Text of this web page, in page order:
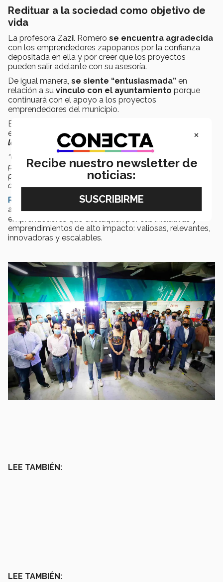
Redituar a la sociedad como objetivo de
vida
La profesora Zazil Romero se encuentra agradecida
con los emprendedores zapopanos por la confianza
depositada en ella y por creer que los proyectos
pueden salir adelante con su asesoría.
De igual manera, se siente “entusiasmada” en
relación a su vínculo con el ayuntamiento porque
continuará con el apoyo a los proyectos
emprendedores del municipio.
Ella afirma que ser consultora, en este caso, de
emprendimientos sociales “es una manera de servir a
la comunidad en la que trabaja”
“Uno de mis propósitos de vida es el servicio a otros y
precisamente apoyar proyectos es una manera en la que
puedo redituar hacia las personas de mi comunidad las
oportunidades que he recibido”, finalizó.
Reto Zapopan
es una iniciativa en la que el
ayuntamiento busca impulsar de forma gratuita a
emprendedores que destaquen por sus iniciativas y
emprendimientos de alto impacto: valiosas, relevantes,
innovadoras y escalables.
LEE TAMBIÉN:
LEE TAMBIÉN:
×
Recibe nuestro newsletter de
noticias: